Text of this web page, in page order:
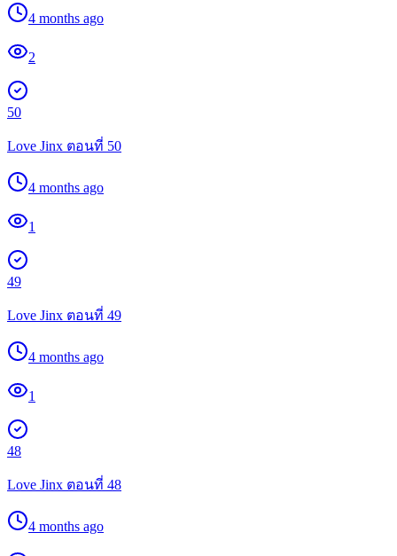
4 months ago
2
50
Love Jinx ตอนที่ 50
4 months ago
1
49
Love Jinx ตอนที่ 49
4 months ago
1
48
Love Jinx ตอนที่ 48
4 months ago